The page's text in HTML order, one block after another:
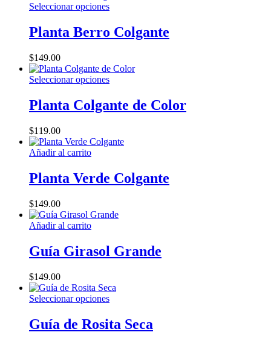
se
elegir
en
página
de
producto
Seleccionar opcionesEste
tiene
múltiples
opciones
se
elegir
en
de
Planta Berro Colgante
$149.00
Seleccionar opcionesEste
tiene
múltiples
opciones
elegir
en
página
de
Planta Colgante de Color
$119.00
Añadir al carrito
Planta Verde Colgante
$149.00
Añadir al carrito
Guía Girasol Grande
$149.00
Seleccionar opcionesEste
tiene
múltiples
Guía de Rosita Seca